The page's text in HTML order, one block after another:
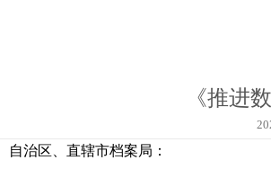
《推进
自治区、直辖市档案局：